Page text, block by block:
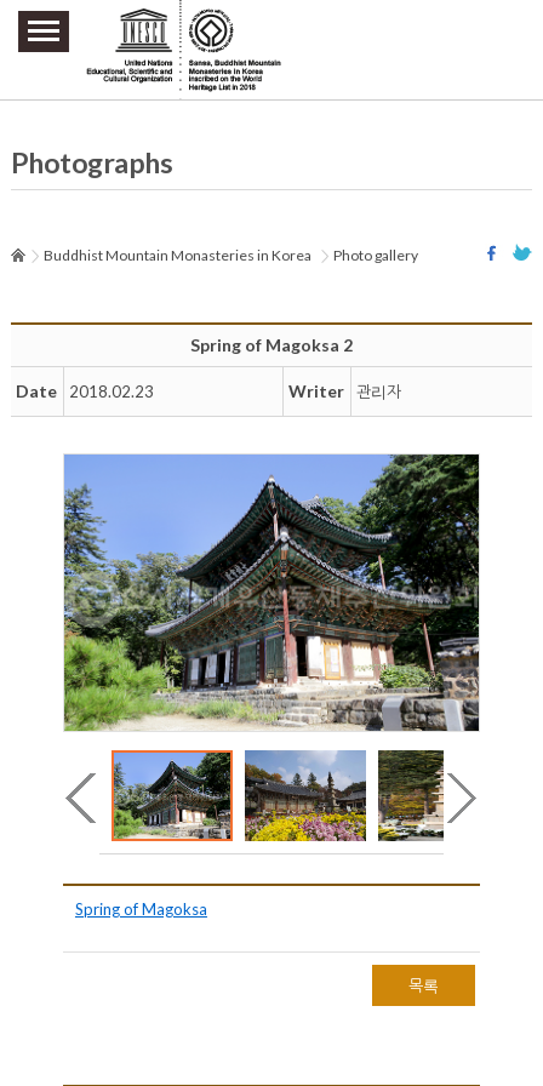
주요메뉴 바로가기
본문 바로가기
하단메뉴 바로가기
Photographs
Buddhist Mountain Monasteries in Korea Photo gallery
Spring of Magoksa 2
Date 2018.02.23 Writer 관리자
Spring of Magoksa
목록